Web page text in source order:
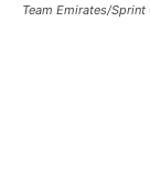
Team Emirates/